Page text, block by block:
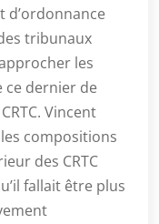
d’ordonnance
tribunaux
les
dernier de
Vincent
compositions
des CRTC
fallait être plus